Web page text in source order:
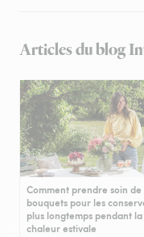
Articles du blog
Comment prendre soin de
bouquets pour les
plus longtemps pendant la
chaleur estivale